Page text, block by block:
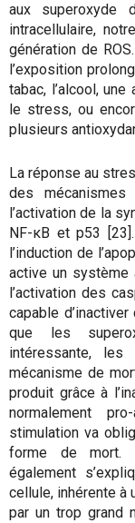
aux superoxyde
intracellulaire,
génération de
l’exposition
tabac, l’alcool,
le stress, ou
plusieurs
La réponse au
des
l’activation de la
NF-κB et p53
l’induction de
active un système
l’activation des
capable
que les
intéressante, les
mécanisme de
produit grâce à
normalement
stimulation va
forme de mort.
également
cellule, inhérente à
par un trop grand